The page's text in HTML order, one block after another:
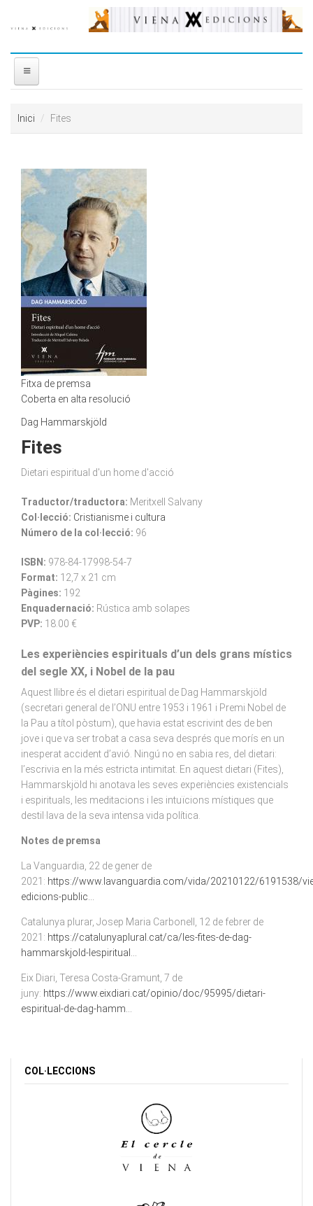
DISTRIBUÏDORA
CONTACTE
Inici Fites
Fitxa de premsa
Coberta en alta resolució
Dag Hammarskjöld
Fites
Dietari espiritual d'un home d'acció
Traductor/traductora: Meritxell Salvany
Col·lecció: Cristianisme i cultura
Número de la col·lecció: 96
ISBN: 978-84-17998-54-7
Format: 12,7 x 21 cm
Pàgines: 192
Enquadernació: Rústica amb solapes
PVP: 18.00 €
Les experiències espirituals d’un dels grans místics
del segle XX, i Nobel de la pau
Aquest llibre és el dietari espiritual de Dag Hammarskjöld
(secretari general de l’ONU entre 1953 i 1961 i Premi Nobel de
la Pau a títol pòstum), que havia estat escrivint des de ben
jove i que va ser trobat a casa seva després que morís en un
inesperat accident d’avió. Ningú no en sabia res, del dietari:
l’escrivia en la més estricta intimitat. En aquest dietari (Fites),
Hammarskjöld hi anotava les seves experiències existencials
i espirituals, les meditacions i les intuïcions místiques que
destil·lava de la seva intensa vida política.
Notes de premsa
La Vanguardia, 22 de gener de
2021: https://www.lavanguardia.com/vida/20210122/6191538/
edicions-public...
Catalunya plurar, Josep Maria Carbonell, 12 de febrer de
2021: https://catalunyaplural.cat/ca/les-fites-de-dag-
hammarskjold-lespiritual...
Eix Diari, Teresa Costa-Gramunt, 7 de
juny: https://www.eixdiari.cat/opinio/doc/95995/dietari-
espiritual-de-dag-hamm...
COL·LECCIONS